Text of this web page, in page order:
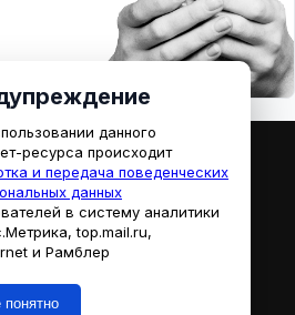
Кино
,reklama@mediaryazan.ru
данного
ресурса происходит
и передача поведенческих
данных
в систему аналитики
top.mail.ru,
и Рамблер
понятно